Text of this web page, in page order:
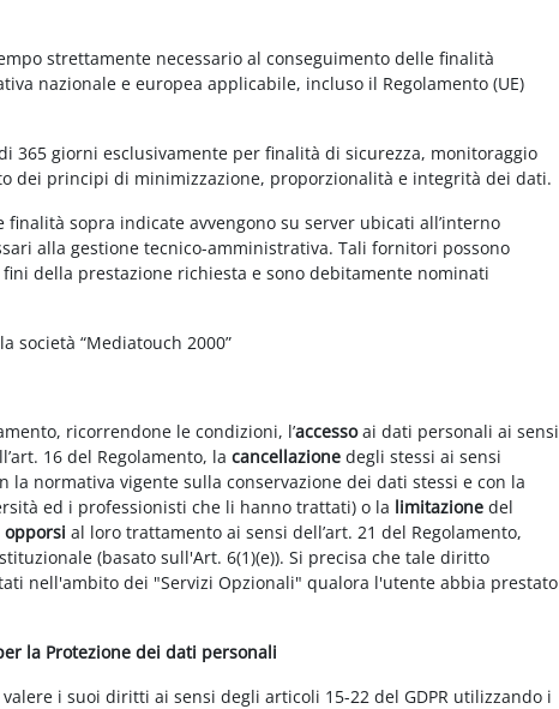
strettamente necessario al conseguimento delle finalità
nazionale e europea applicabile, incluso il Regolamento (UE)
365 giorni esclusivamente per finalità di sicurezza, monitoraggio
dei principi di minimizzazione, proporzionalità e integrità dei dati.
sopra indicate avvengono su server ubicati all’interno
alla gestione tecnico-amministrativa. Tali fornitori possono
della prestazione richiesta e sono debitamente nominati
società “Mediatouch 2000”
ricorrendone le condizioni, l’accessoai dati personali ai sensi
16 del Regolamento, lacancellazione degli stessi ai sensi
la normativa vigente sulla conservazione dei dati stessi e con la
ed i professionisti che li hanno trattati) o la limitazione del
opporsi al loro trattamento ai sensi dell’art. 21 del Regolamento,
(basato sull'Art. 6(1)(e)). Si precisa che tale diritto
nell'ambito dei "Servizi Opzionali" qualora l'utente abbia prestato
la Protezione dei dati personali
i suoi diritti ai sensi degli articoli 15-22 del GDPR utilizzando i